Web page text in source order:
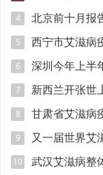
4 北京前十月报
5 西宁市艾滋病
6
深圳今年上半
校园宣传防艾
7 新西兰开张世
8
甘肃省艾滋病
的主要途径
9 又一届世界艾
10 武汉艾滋病整